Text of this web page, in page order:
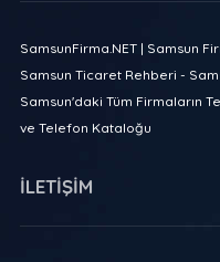
SamsunFirma.NET | Samsun
Samsun Ticaret Rehberi -
Samsun'daki Tüm Firmaların
ve Telefon Kataloğu
İLETİŞİM